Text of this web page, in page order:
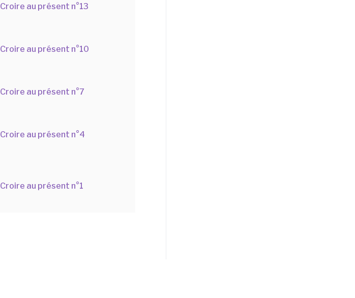
Croire au présent n°13
Croire au présent n°10
Croire au présent n°7
Croire au présent n°4
Croire au présent n°1